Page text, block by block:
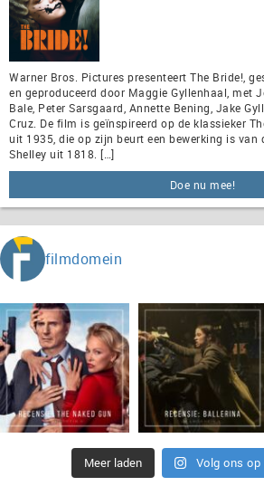
Warner Bros. Pictures presenteert The Bride!,
en geproduceerd door Maggie Gyllenhaal, met
Bale, Peter Sarsgaard, Annette Bening, Jake
Cruz. De film is geïnspireerd op de klassieker
uit 1935, die op zijn beurt een bewerking is van
Shelley uit 1818. […]
Doe nu mee!
filmdomein
Meer laden Volg ons